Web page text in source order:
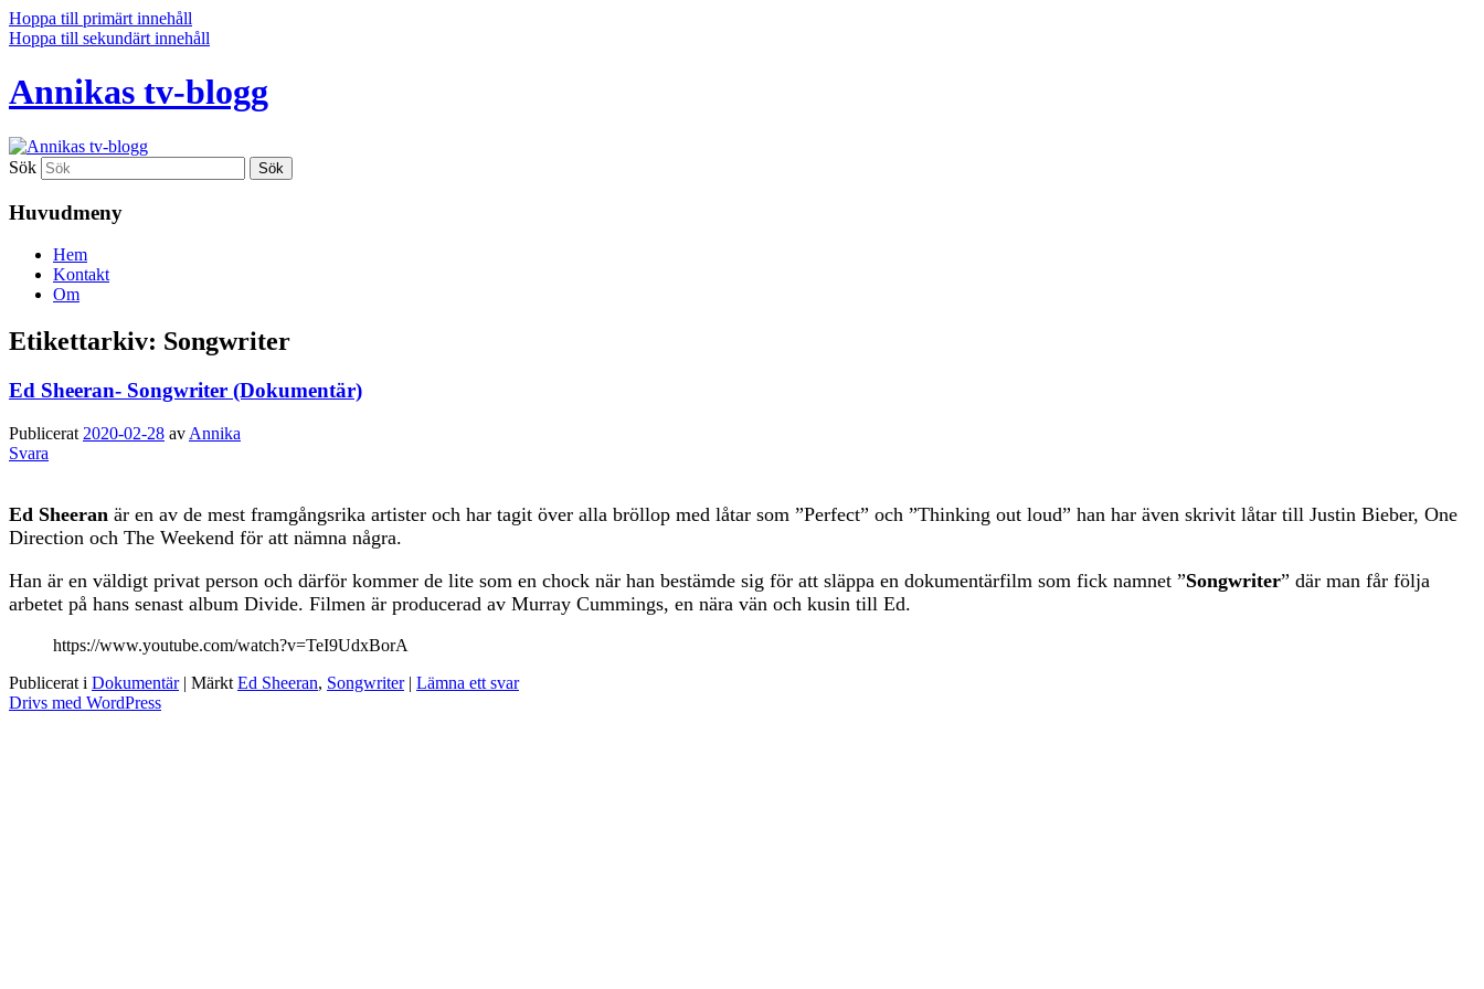
Hoppa till primärt innehåll
Hoppa till sekundärt innehåll
Annikas tv-blogg
Sök
Huvudmeny
Hem
Kontakt
Om
Etikettarkiv: Songwriter
Ed Sheeran- Songwriter (Dokumentär)
Publicerat 2020-02-28 av Annika
Svara
Ed Sheeran är en av de mest framgångsrika artister och har tagit över alla bröllop med låtar som ”Perfect” och ”Thinking out loud” han har även skrivit låtar till Justin Bieber, One
Direction och The Weekend för att nämna några.
Han är en väldigt privat person och därför kommer de lite som en chock när han bestämde sig för att släppa en dokumentärfilm som fick namnet ”Songwriter” där man får följa
arbetet på hans senast album Divide. Filmen är producerad av Murray Cummings, en nära vän och kusin till Ed.
https://www.youtube.com/watch?v=TeI9UdxBorA
Publicerat i Dokumentär | Märkt Ed Sheeran, Songwriter | Lämna ett svar
Drivs med WordPress